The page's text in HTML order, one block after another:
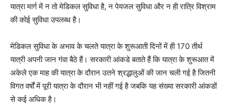
यात्रा मार्ग में न तो मेडिकल सुविधा है, न पेयजल सुविधा और न ही रात्रि विश्राम
की कोई सुविधा उपलब्ध है।
मेडिकल सुविधा के अभाव के चलते यात्रा के शुरूआती दिनों में ही 170 तीर्थ
यात्री अपनी जान गंवा बैठे हैं। सरकारी आंकडे बताते हैं कि यात्रा के शुरूआत में
अकेले एक माह की यात्रा के दौरान उतने श्रद्धालुओं की जान चली गई है जितनी
विगत वर्षों में पूरी यात्रा के दौरान भी नहीं गई है जबकि यह संख्या सरकारी आंकडों
से कई अधिक है।